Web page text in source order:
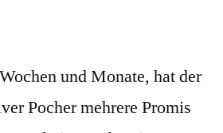
und Monate, hat der
Pocher mehrere Promis